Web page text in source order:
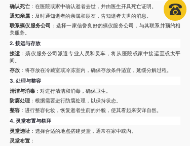
确认死亡：在医院或家中确认逝者去世，并由医生开具死亡证明。
通知亲属：及时通知逝者的亲属和朋友，告知逝者去世的消息。
联系殡仪服务公司
：选择一家信誉良好的殡仪服务公司，与其联系并预约相
关服务。
2. 接运与存放
接运 ：殡仪服务公司派遣专业人员和灵车，将从医院或家中接运至或太平
间。
存放：将存放在冷藏室或冷冻室内，确保存放条件适宜，延缓分解过程。
3. 处理与整容
清洁与消毒：对进行清洁和消毒，确保卫生。
防腐处理：根据需要进行防腐处理，以保持状态。
整容：进行整容化妆，恢复逝者生前的外貌，使其看起来安详自然。
4. 灵堂布置与祭拜
灵堂选址：选择合适的地点搭建灵堂，通常在家中或内。
灵堂布置：